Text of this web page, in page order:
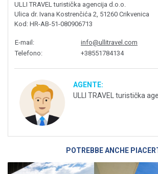
ULLI TRAVEL turistička agencija d.o.o.
Ulica dr. Ivana Kostrenčića 2, 51260 Crikvenica
Kod : HR-AB-51-080906713
E-mail :
info@ullitravel.com
Telefono: +38551784134
AGENTE:
ULLI TRAVEL turistička
POTREBBE ANCHE